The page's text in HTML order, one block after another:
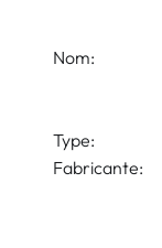
Nom:
Type:
Fabricante: